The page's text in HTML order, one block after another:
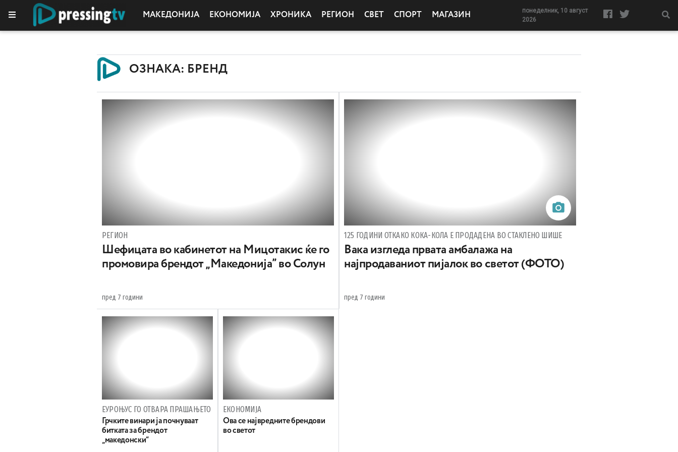
МАКЕДОНИЈА ЕКОНОМИЈА ХРОНИКА РЕГИОН СВЕТ СПОРТ МАГАЗИН
понеделник, 10 август
2026
ОЗНАКА: БРЕНД
РЕГИОН
Шефицата во кабинетот на Мицотакис ќе го
промовира брендот „Македонија” во Солун
пред 7 години
125 ГОДИНИ ОТКАКО КОКА-КОЛА Е ПРОДАДЕНА ВО СТАКЛЕНО ШИШЕ
Вака изгледа првата амбалажа на
најпродаваниот пијалок во светот (ФОТО)
пред 7 години
ЕУРОЊУС ГО ОТВАРА ПРАШАЊЕТО
Грчките винари ја почнуваат
битката за брендот
„македонски“
ЕКОНОМИЈА
Ова се највредните брендови
во светот